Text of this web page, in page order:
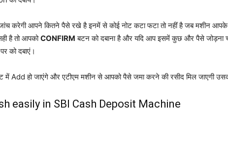
करेगी आपने कितने पैसे रखे है इनमें से कोई नोट कटा फटा तो नहीं है जब मशीन आपके
है तो आपकोCONFIRM बटन को दबाना है और यदि आप इसमें कुछ और पैसे जोड़ना
को दबाएं।
Add हो जाएंगे और एटीएम मशीन से आपको पैसे जमा करने की रसीद मिल जाएगी
easily in SBI Cash Deposit Machine